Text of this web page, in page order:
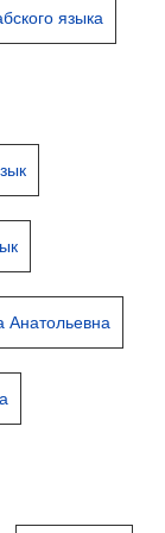
языка
Анатольевна